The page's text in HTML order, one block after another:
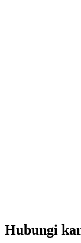
Hubungi